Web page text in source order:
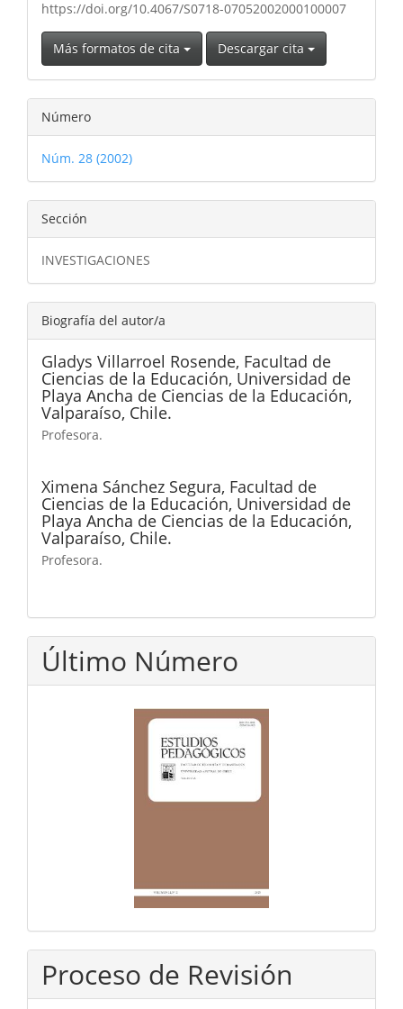
https://doi.org/10.4067/S0718-07052002000100007
Más formatos de cita Descargar cita
Número
Núm. 28 (2002)
Sección
INVESTIGACIONES
Biografía del autor/a
Gladys Villarroel Rosende, Facultad de
Ciencias de la Educación, Universidad de
Playa Ancha de Ciencias de la Educación,
Valparaíso, Chile.
Profesora.
Ximena Sánchez Segura, Facultad de
Ciencias de la Educación, Universidad de
Playa Ancha de Ciencias de la Educación,
Valparaíso, Chile.
Profesora.
Último Número
Proceso de Revisión